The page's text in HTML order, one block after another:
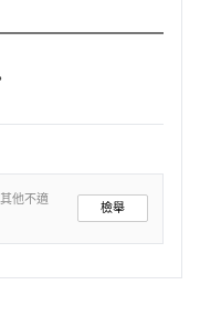
他不適
檢舉